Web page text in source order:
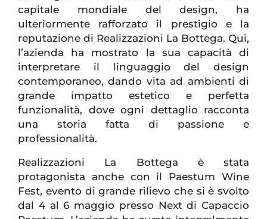
capitale mondiale del design, ha
ulteriormente rafforzato il prestigio e la
reputazione di Realizzazioni La Bottega. Qui,
l’azienda ha mostrato la sua capacità di
interpretare il linguaggio del design
contemporaneo, dando vita ad ambienti di
grande impatto estetico e perfetta
funzionalità, dove ogni dettaglio racconta
una storia fatta di passione e
professionalità.
Realizzazioni La Bottega è stata
protagonista anche con il Paestum Wine
Fest, evento di grande rilievo che si è svolto
dal 4 al 6 maggio presso Next di Capaccio